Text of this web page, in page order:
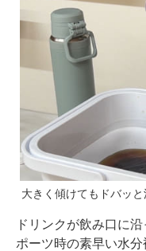
大きく傾けてもドバッ
ドリンクが飲み口に
ポーツ時の素早い水